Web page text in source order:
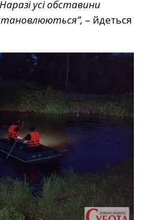
усі обставини
– йдеться